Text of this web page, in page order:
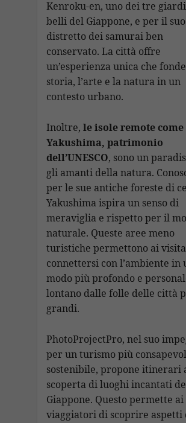
Kenroku-en, uno dei tre
belli del Giappone, e per il suo
distretto dei samurai ben
conservato. La città offre
un’esperienza unica che
storia, l’arte e la natura in un
contesto urbano.
Inoltre, le isole remote come
Yakushima, patrimonio
dell’UNESCO, sono un
gli amanti della natura.
per le sue antiche foreste di
Yakushima ispira un senso di
meraviglia e rispetto per il
naturale. Queste aree meno
turistiche permettono ai
connettersi con l’ambiente in
modo più profondo e
lontano dalle folle delle città
grandi.
PhotoProjectPro, nel suo
per un turismo più
sostenibile, propone itinerari
scoperta di luoghi incantati
Giappone. Questo permette ai
viaggiatori di scoprire aspetti